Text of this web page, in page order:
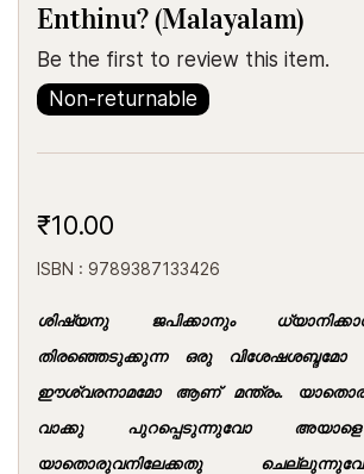
Enthinu? (Malayalam)
Be the first to review this item.
Non-returnable
₹10.00
ISBN : 9789387133426
ശിഷ്യനു ജപിക്കാനും
തിരഞ്ഞെടുക്കുന്ന ഒരു വിശേഷശബ്ദമോ
ഈശ്വരനാമമോ ആണ് മന്ത്രം.
വാക്കു പുറപ്പെടുന്നുവോ
യാതൊരുവനിലേക്കതു